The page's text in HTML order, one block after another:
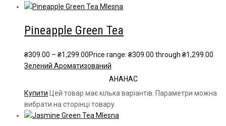
Pineapple Green Tea
₴309.00 – ₴1,299.00Price range: ₴309.00 through ₴1,299.00
Зелений Ароматизований
АНАНАС
Купити Цей товар має кілька варіантів. Параметри можна
вибрати на сторінці товару